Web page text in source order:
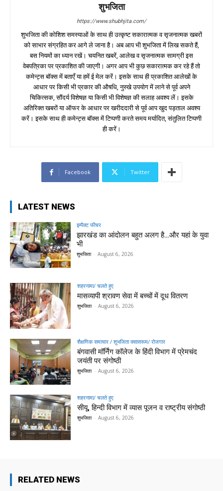
शुभजिता
https://www.shubhjita.com/
शुभजिता की कोशिश समस्याओं के साथ ही उत्कृष्ट सकारात्मक व सृजनात्मक खबरों
को साभार संग्रहित कर आगे ले जाना है। अब आप भी शुभजिता में लिख सकते हैं,
बस नियमों का ध्यान रखें। चयनित खबरें, आलेख व सृजनात्मक सामग्री इस
वेबपत्रिका पर प्रकाशित की जाएगी। अगर आप भी कुछ सकारात्मक कर रहे हैं तो
कमेन्ट्स बॉक्स में बताएँ या हमें ई मेल करें। इसके साथ ही प्रकाशित आलेखों के
आधार पर किसी भी प्रकार की औषधि, नुस्खे उपयोग में लाने से पूर्व अपने
चिकित्सक, सौंदर्य विशेषज्ञ या किसी भी विशेषज्ञ की सलाह अवश्य लें। इसके
अतिरिक्त खबरों या ऑफर के आधार पर खरीददारी से पूर्व आप खुद पड़ताल अवश्य
करें। इसके साथ ही कमेन्ट्स बॉक्स में टिप्पणी करते समय मर्यादित, संतुलित टिप्पणी
ही करें।
Facebook Twitter
LATEST NEWS
इम्पैक्ट फीचर
झारखंड का आंदोलन बहुत अलग है…और यहां के युवा
भी
शुभजिता - August 6, 2026
शहरनामा/ चलते हुए
मासव्यापी श्रावण सेवा में बच्चों में दूध वितरण
शुभजिता - August 6, 2026
शैक्षणिक समाचार / शुभजिता क्सासरूम/ रोजगार
बंगवासी मॉर्निंग कॉलेज के हिंदी विभाग में प्रेमचंद
जयंती पर संगोष्ठी
शुभजिता - August 6, 2026
शहरनामा/ चलते हुए
सीयू, हिन्दी विभाग में व्यास पूजन व राष्ट्रीय संगोष्ठी
शुभजिता - August 6, 2026
RELATED NEWS